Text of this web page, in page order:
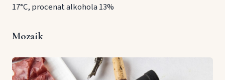
17°C, procenat alkohola 13%
Mozaik